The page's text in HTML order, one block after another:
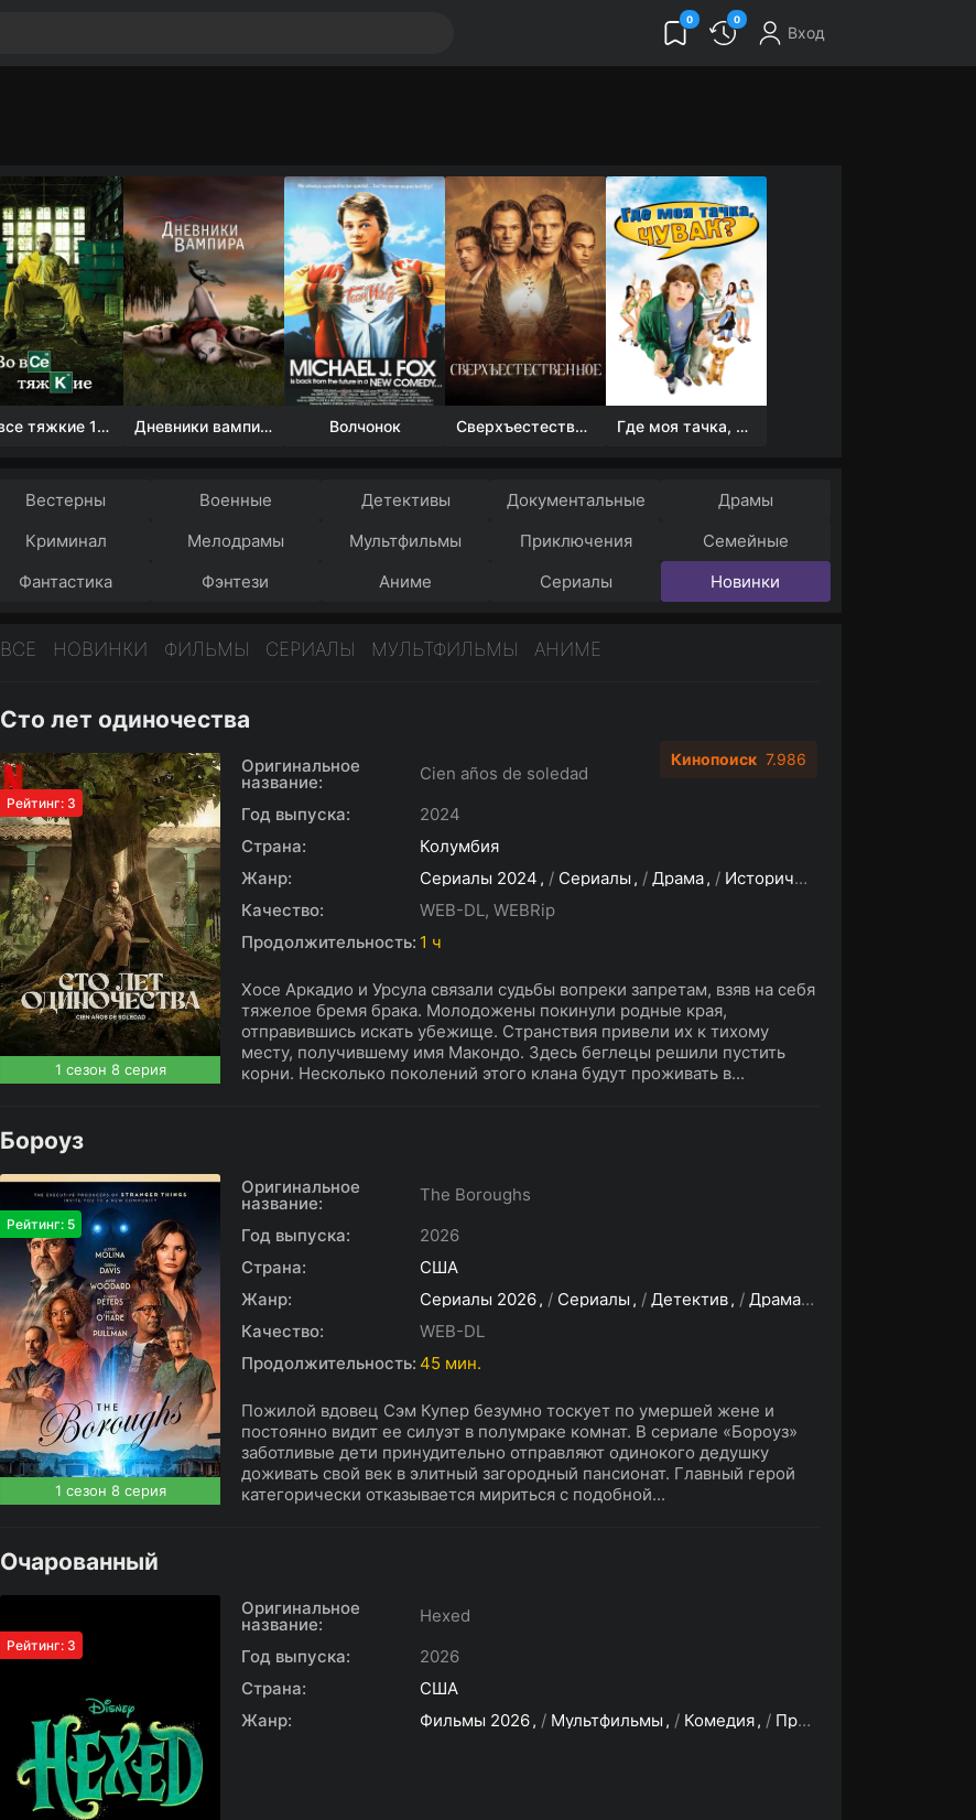
0 0
Вход
Во все тяжкие 1-5 сезон Дневники вампира (4 сезон) Волчонок Сверхъестественное Где моя тачка, чувак?
Вестерны Военные Детективы Документальные
Драмы
Криминал Мелодрамы Мультфильмы Приключения
Семейные
Фантастика Фэнтези Аниме Сериалы Новинки
ВСЕ НОВИНКИ ФИЛЬМЫ СЕРИАЛЫ МУЛЬТФИЛЬМЫ АНИМЕ
Сто лет одиночества
Рейтинг: 3
1 сезон 8 серия
Оригинальное
название:
Cien años de soledad
Год выпуска:
2024
Страна:
Колумбия
Жанр:
Сериалы 2024 / Сериалы / Драма / Исторические
Качество:
WEB-DL, WEBRip
Продолжительность: 1 ч
Хосе Аркадио и Урсула связали судьбы вопреки запретам, взяв на себя
тяжелое бремя брака. Молодожены покинули родные края,
отправившись искать убежище. Странствия привели их к тихому
месту, получившему имя Макондо. Здесь беглецы решили пустить
корни. Несколько поколений этого клана будут проживать в...
Кинопоиск 7.986
Бороуз
Рейтинг: 5
1 сезон 8 серия
Оригинальное
название:
The Boroughs
Год выпуска:
2026
Страна:
США
Жанр:
Сериалы 2026 / Сериалы / Детектив / Драма /
Качество:
WEB-DL
Продолжительность: 45 мин.
Пожилой вдовец Сэм Купер безумно тоскует по умершей жене и
постоянно видит ее силуэт в полумраке комнат. В сериале «Бороуз»
заботливые дети принудительно отправляют одинокого дедушку
доживать свой век в элитный загородный пансионат. Главный герой
категорически отказывается мириться с подобной...
Очарованный
Рейтинг: 3
Оригинальное
название:
Hexed
Год выпуска:
2026
Страна:
США
Жанр:
Фильмы 2026 / Мультфильмы / Комедия / Приключения